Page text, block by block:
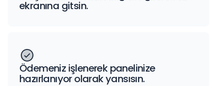
ekranına gitsin.
Ödemeniz işlenerek panelinize
hazırlanıyor olarak yansısın.